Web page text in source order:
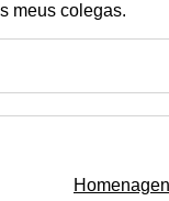
meus colegas.